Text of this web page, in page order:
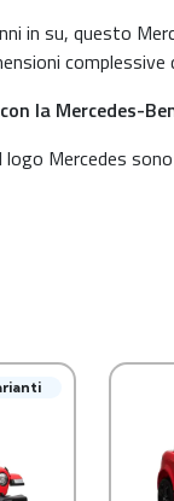
in su, questo
la Mercedes-
logo Mercedes